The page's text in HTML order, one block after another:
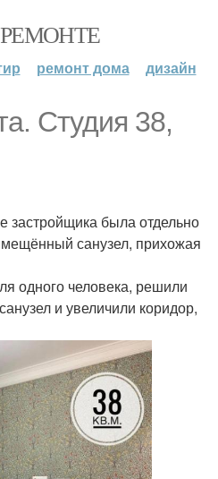
ремонт дома дизайн
Студия 38,
застройщика была отдельно
санузел, прихожая
одного человека, решили
и увеличили коридор,